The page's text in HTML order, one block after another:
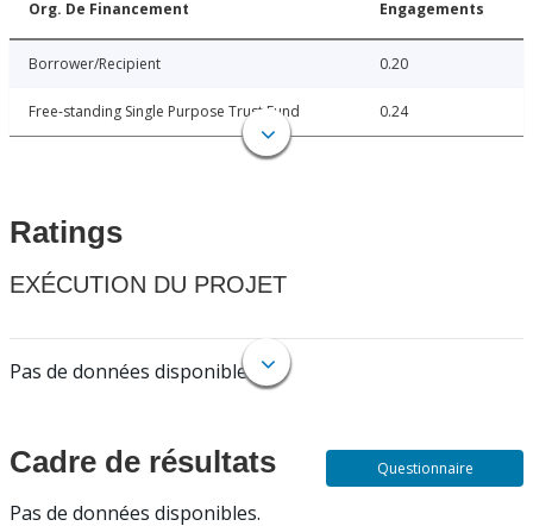
Org. De Financement Engagements
Borrower/Recipient 0.20
Free-standing Single Purpose Trust Fund 0.24
Ratings
EXÉCUTION DU PROJET
Pas de données disponibles.
Cadre de résultats
Pas de données disponibles.
Questionnaire